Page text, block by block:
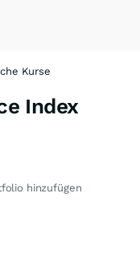
Kurse
Index
hinzufügen